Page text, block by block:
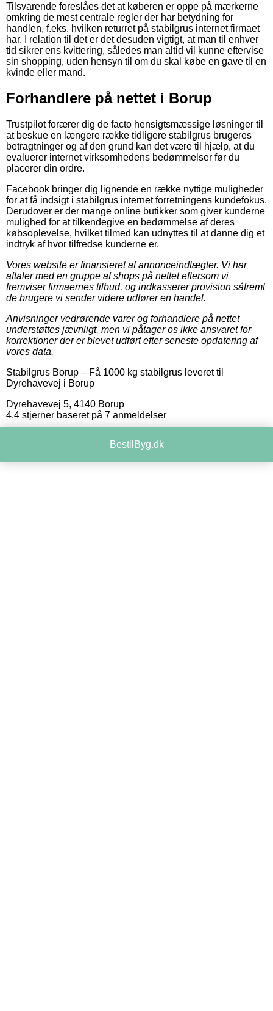
Tilsvarende foreslåes det at køberen er oppe på mærkerne
omkring de mest centrale regler der har betydning for
handlen, f.eks. hvilken returret på stabilgrus internet firmaet
har. I relation til det er det desuden vigtigt, at man til enhver
tid sikrer ens kvittering, således man altid vil kunne eftervise
sin shopping, uden hensyn til om du skal købe en gave til en
kvinde eller mand.
Forhandlere på nettet i Borup
Trustpilot forærer dig de facto hensigtsmæssige løsninger til
at beskue en længere række tidligere stabilgrus brugeres
betragtninger og af den grund kan det være til hjælp, at du
evaluerer internet virksomhedens bedømmelser før du
placerer din ordre.
Facebook bringer dig lignende en række nyttige muligheder
for at få indsigt i stabilgrus internet forretningens kundefokus.
Derudover er der mange online butikker som giver kunderne
mulighed for at tilkendegive en bedømmelse af deres
købsoplevelse, hvilket tilmed kan udnyttes til at danne dig et
indtryk af hvor tilfredse kunderne er.
Vores website er finansieret af annonceindtægter. Vi har
aftaler med en gruppe af shops på nettet eftersom vi
fremviser firmaernes tilbud, og indkasserer provision såfremt
de brugere vi sender videre udfører en handel.
Anvisninger vedrørende varer og forhandlere på nettet
understøttes jævnligt, men vi påtager os ikke ansvaret for
korrektioner der er blevet udført efter seneste opdatering af
vores data.
Stabilgrus Borup – Få 1000 kg stabilgrus leveret til
Dyrehavevej i Borup
Dyrehavevej 5, 4140 Borup
4.4 stjerner baseret på 7 anmeldelser
BestilByg.dk